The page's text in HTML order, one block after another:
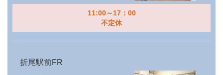
11:00～17：00
不定休
折尾駅前FR